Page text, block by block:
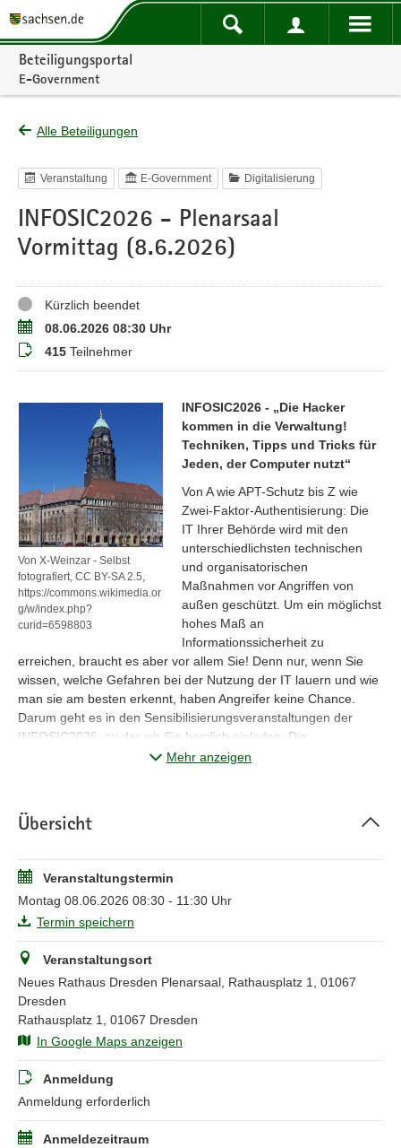
Portalnavigation
Beteiligungsportal
E-Government
Alle Beteiligungen
Veranstaltung E-Government Digitalisierung
INFOSIC2026 - Plenarsaal
Vormittag (8.6.2026)
StatusKürzlich beendet
Termin08.06.2026 08:30 Uhr
Teilnehmer
415 Teilnehmer
Von X-Weinzar - Selbst
fotografiert, CC BY-SA 2.5,
https://commons.wikimedia.or
g/w/index.php?
curid=6598803
INFOSIC2026 - „Die Hacker
kommen in die Verwaltung!
Techniken, Tipps und Tricks für
Jeden, der Computer nutzt“
Von A wie APT-Schutz bis Z wie
Zwei-Faktor-Authentisierung: Die
IT Ihrer Behörde wird mit den
unterschiedlichsten technischen
und organisatorischen
Maßnahmen vor Angriffen von
außen geschützt. Um ein möglichst
hohes Maß an
Informationssicherheit zu
erreichen, braucht es aber vor allem Sie! Denn nur, wenn Sie
wissen, welche Gefahren bei der Nutzung der IT lauern und wie
man sie am besten erkennt, haben Angreifer keine Chance.
Darum geht es in den Sensibilisierungsveranstaltungen der
INFOSIC2026, zu der wir Sie herzlich einladen. Die
Veranstaltung richtet sich ausdrücklich an ALLE Mitarbeiterinnen
Die Anmeldung ist
vom Veranstalter bestätigt wurde. Die Veranstaltung ist für alle
Landes- und Kommunalbediensteten kostenfrei.
Bitte nutzen Sie zur Anmeldung ausschließlich Ihre
dienstliche E-Mailadresse. Bei Fragen zur Anmeldung
wenden Sie sich bitte anINFOSIC@sk.sachsen.de
Mehr anzeigen
Übersicht
Veranstaltungstermin
Montag 08.06.2026 08:30 - 11:30 Uhr
Termin speichern
Veranstaltungsort
Neues Rathaus Dresden Plenarsaal, Rathausplatz 1, 01067
Dresden
Rathausplatz 1, 01067 Dresden
In Google Maps anzeigen
Anmeldung
Anmeldung erforderlich
Anmeldezeitraum